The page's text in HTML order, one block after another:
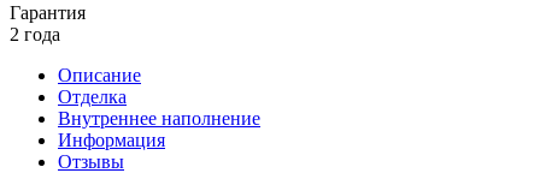
Гарантия
2 года
Описание
Отделка
Внутреннее наполнение
Информация
Отзывы